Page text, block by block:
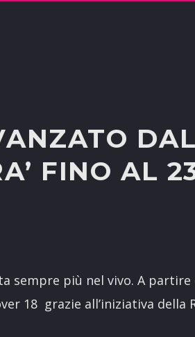
FINO AL
sempre più nel vivo. A
18 grazie all’iniziativa della